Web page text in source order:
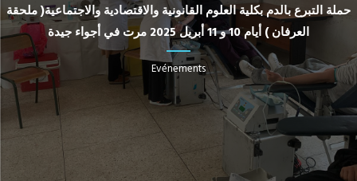
حملة التبرع بالدم بكلية العلوم القانونية والاقتصادية والاجتماعية( ملحقة
العرفان ) أيام 10 و 11 أبريل 2025 مرت في أجواء جيدة
Evénements